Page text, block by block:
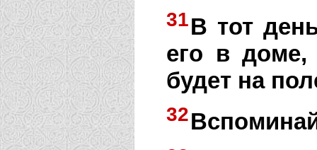
31В тот
его в доме,
будет на
32